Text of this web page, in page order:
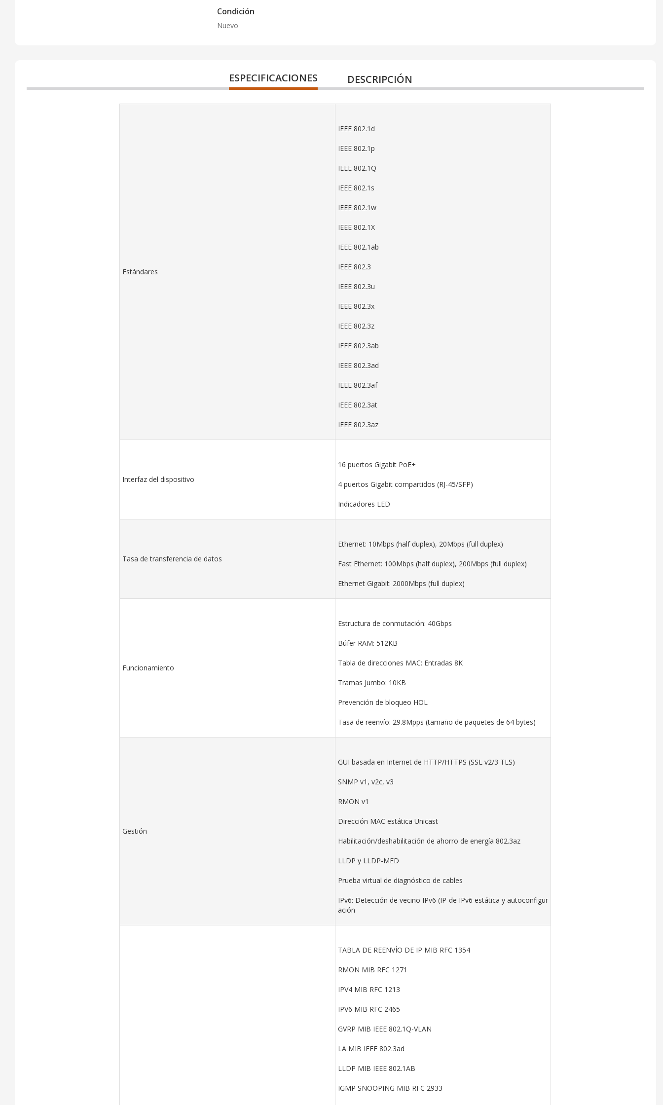
Condición
Nuevo
ESPECIFICACIONES DESCRIPCIÓN
Estándares
IEEE 802.1d
IEEE 802.1p
IEEE 802.1Q
IEEE 802.1s
IEEE 802.1w
IEEE 802.1X
IEEE 802.1ab
IEEE 802.3
IEEE 802.3u
IEEE 802.3x
IEEE 802.3z
IEEE 802.3ab
IEEE 802.3ad
IEEE 802.3af
IEEE 802.3at
IEEE 802.3az
Interfaz del dispositivo
16 puertos Gigabit PoE+
4 puertos Gigabit compartidos (RJ-45/SFP)
Indicadores LED
Tasa de transferencia de datos
Ethernet: 10Mbps (half duplex), 20Mbps (full duplex)
Fast Ethernet: 100Mbps (half duplex), 200Mbps (full duplex)
Ethernet Gigabit: 2000Mbps (full duplex)
Funcionamiento
Estructura de conmutación: 40Gbps
Búfer RAM: 512KB
Tabla de direcciones MAC: Entradas 8K
Tramas Jumbo: 10KB
Prevención de bloqueo HOL
Tasa de reenvío: 29.8Mpps (tamaño de paquetes de 64 bytes)
Gestión
GUI basada en Internet de HTTP/HTTPS (SSL v2/3 TLS)
SNMP v1, v2c, v3
RMON v1
Dirección MAC estática Unicast
Habilitación/deshabilitación de ahorro de energía 802.3az
LLDP y LLDP-MED
Prueba virtual de diagnóstico de cables
IPv6: Detección de vecino IPv6 (IP de IPv6 estática y autoconfigur
ación
TABLA DE REENVÍO DE IP MIB RFC 1354
RMON MIB RFC 1271
IPV4 MIB RFC 1213
IPV6 MIB RFC 2465
GVRP MIB IEEE 802.1Q-VLAN
LA MIB IEEE 802.3ad
LLDP MIB IEEE 802.1AB
IGMP SNOOPING MIB RFC 2933